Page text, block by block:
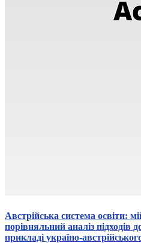
Австрійська система освіти:
порівняльний аналіз підходів
прикладі україно-